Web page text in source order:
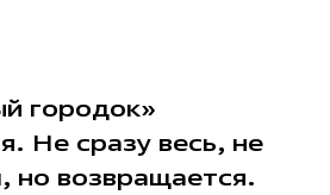
городок»
Не сразу весь, не
но возвращается.